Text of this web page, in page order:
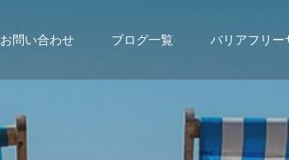
お問い合わせ ブログ一覧 バリアフリー